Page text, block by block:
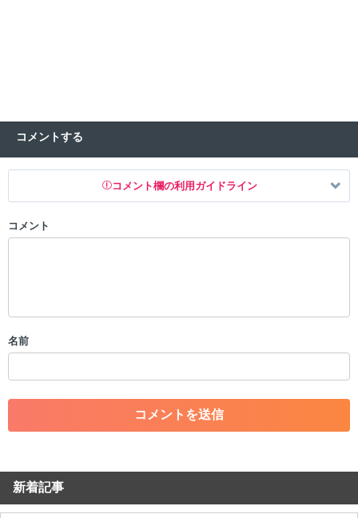
コメントする
コメント欄の利用ガイドライン
以下の書き込みを禁止とし、場合によってはコメント削除や書き込み制
・一度削除された投稿を再び投稿すること
・アカウントの売買など金銭が絡む内容の投稿
・各ゲームのネタバレを含む内容の投稿
・その他、管理者が不適切と判断した投稿
コメントの削除を申請する
せていただきます。ご了承ください。
コメント
名前
新着記事